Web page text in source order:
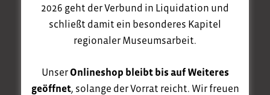
verfügbare Termine
Ihr Name
2026 geht der Verbund in Liquidation und
schließt damit ein besonderes Kapitel
regionaler Museumsarbeit.
UnserOnlineshop bleibt bis auf Weiteres
geöffnet, solange der Vorrat reicht. Wir freuen